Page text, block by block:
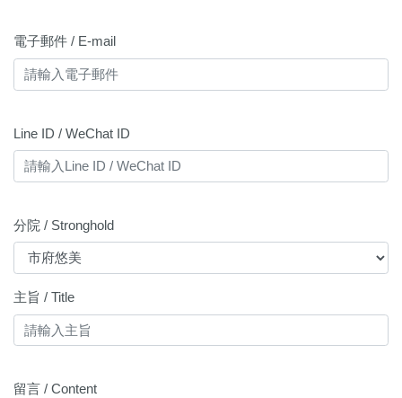
電子郵件 / E-mail
Line ID / WeChat ID
分院 / Stronghold
主旨 / Title
留言 / Content